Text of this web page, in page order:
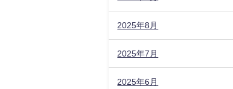
2025年8月
2025年7月
2025年6月